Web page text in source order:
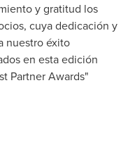
y gratitud los
cuya dedicación y
nuestro éxito
en esta edición
Partner Awards"